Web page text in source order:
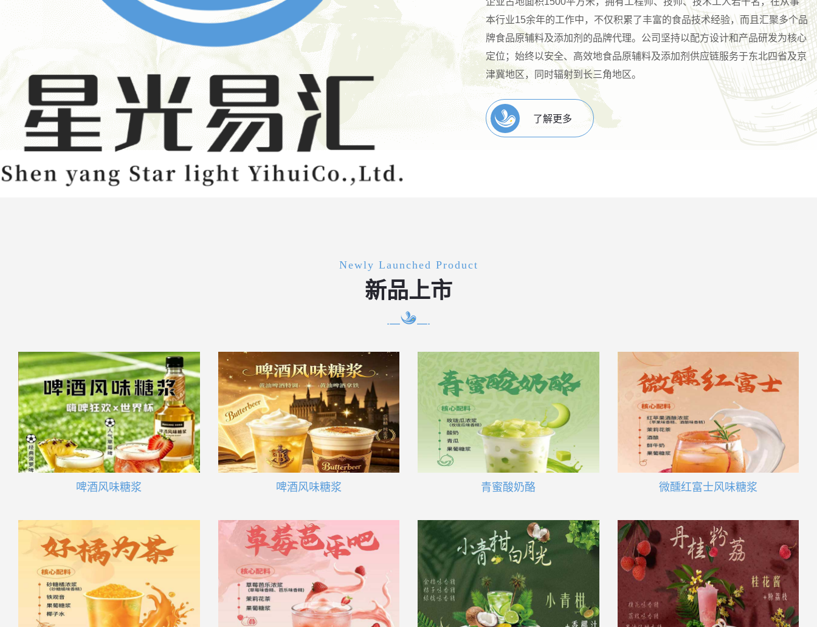
本行业15余年的工作中，不仅积累了丰富的食品技术经验，而且汇聚多个品
牌食品原辅料及添加剂的品牌代理。公司坚持以配方设计和产品研发为核心
定位；始终以安全、高效地食品原辅料及添加剂供应链服务于东北四省及京
津冀地区，同时辐射到长三角地区。
了解更多
Newly Launched Product
新品上市
啤酒风味糖浆 啤酒风味糖浆 青蜜酸奶酪 微醺红富士风味糖浆